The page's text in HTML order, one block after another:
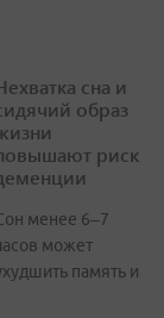
сна и
образ
риск
менее 6–7
может
память и